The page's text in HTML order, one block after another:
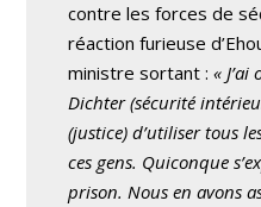
contre les forces de
réaction furieuse
ministre sortant :«
Dichter (sécurité
(justice) d’utiliser tous
ces gens. Quiconque
prison. Nous en avons